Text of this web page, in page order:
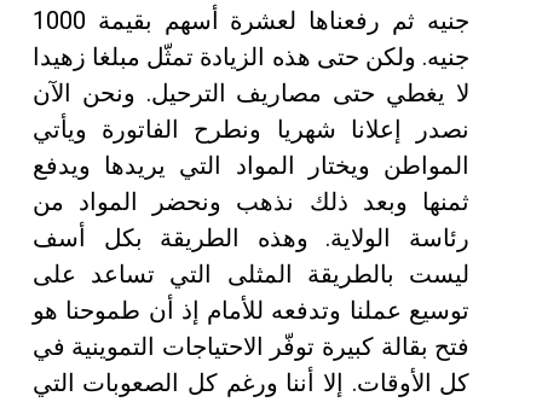
جنيه ثم رفعناها لعشرة أسهم بقيمة 1000
جنيه. ولكن حتى هذه الزيادة تمثّل مبلغا زهيدا
لا يغطي حتى مصاريف الترحيل. ونحن الآن
نصدر إعلانا شهريا ونطرح الفاتورة ويأتي
المواطن ويختار المواد التي يريدها ويدفع
ثمنها وبعد ذلك نذهب ونحضر المواد من
رئاسة الولاية. وهذه الطريقة بكل أسف
ليست بالطريقة المثلى التي تساعد على
توسيع عملنا وتدفعه للأمام إذ أن طموحنا هو
فتح بقالة كبيرة توفّر الاحتياجات التموينية في
كل الأوقات. إلا أننا ورغم كل الصعوبات التي